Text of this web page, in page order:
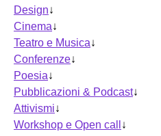
Design↓
Cinema↓
Teatro e Musica↓
Conferenze↓
Poesia↓
Pubblicazioni & Podcast↓
Attivismi↓
Workshop e Open call
↓